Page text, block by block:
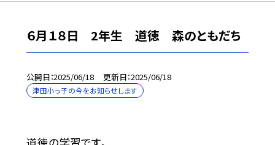
６月１８日 2年生 道徳 森のともだち
公開日 2025/06/18 更新日 2025/06/18
津田小っ子の今をお知らせします